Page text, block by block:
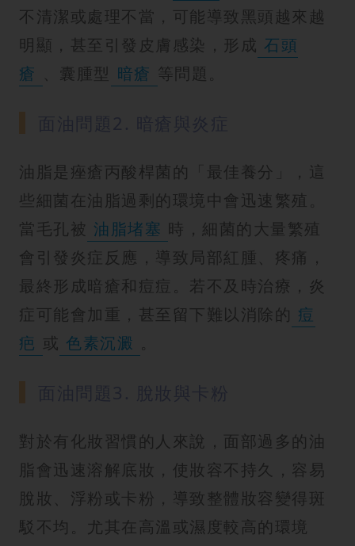
不清潔或處理不當，可能導致黑頭越來越
明顯，甚至引發皮膚感染，形成 石頭
瘡 、囊腫型 暗瘡 等問題。
油脂是痤瘡丙酸桿菌的「最佳養分」，這
些細菌在油脂過剩的環境中會迅速繁殖。
當毛孔被 油脂堵塞 時，細菌的大量繁殖
會引發炎症反應，導致局部紅腫、疼痛，
最終形成暗瘡和痘痘。若不及時治療，炎
症可能會加重，甚至留下難以消除的 痘
疤 或 色素沉澱
對於有化妝習慣的人來說，面部過多的油
脂會迅速溶解底妝，使妝容不持久，容易
脫妝、浮粉或卡粉，導致整體妝容變得斑
駁不均。尤其在高溫或濕度較高的環境